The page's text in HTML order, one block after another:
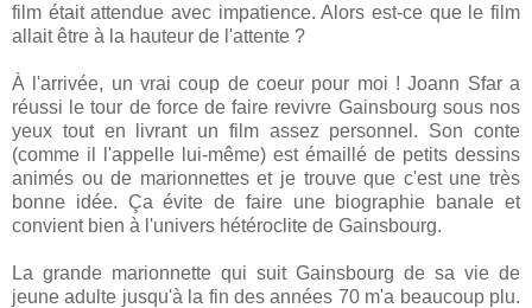
film était attendue avec impatience. Alors est-ce que le film
allait être à la hauteur de l'attente ?
À l'arrivée, un vrai coup de coeur pour moi ! Joann Sfar a
réussi le tour de force de faire revivre Gainsbourg sous nos
yeux tout en livrant un film assez personnel. Son conte
(comme il l'appelle lui-même) est émaillé de petits dessins
animés ou de marionnettes et je trouve que c'est une très
bonne idée. Ça évite de faire une biographie banale et
convient bien à l'univers hétéroclite de Gainsbourg.
La grande marionnette qui suit Gainsbourg de sa vie de
jeune adulte jusqu'à la fin des années 70 m'a beaucoup plu.